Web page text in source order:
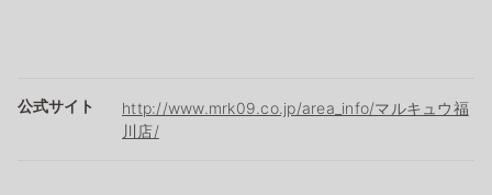
公式サイト
http://www.mrk09.co.jp/area_info/マルキュウ福
川店/